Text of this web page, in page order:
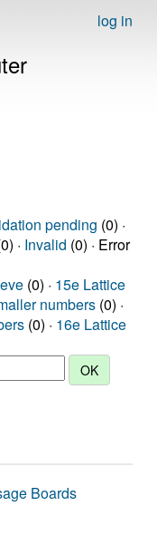
log in
pending (0) ·
· Invalid (0) · Error
(0) · 15e Lattice
numbers (0) ·
(0) · 16e Lattice
Boards